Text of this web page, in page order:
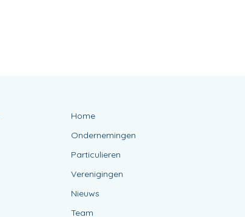
Home
Ondernemingen
Particulieren
Verenigingen
Nieuws
Team